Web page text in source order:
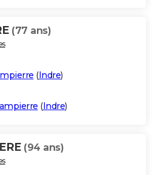
(77 ans)
(Indre)
(Indre)
(94 ans)